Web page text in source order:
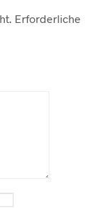
Erforderliche